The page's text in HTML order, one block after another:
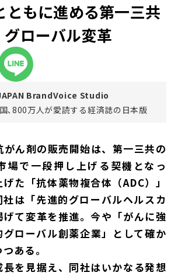
ともに進める第一三共
グローバル変革
BrandVoice Studio
､800万人が愛読する 経済誌の日本版
ん剤の販売開始は、第一三共の
場で一段押し上げる契機となっ
た「抗体薬物複合体（ADC）」
は「先進的グローバルヘルスカ
げて変革を推進。今や「がんに強
ローバル創薬企業」として確か
ある。
を見据え、同社はいかなる発想